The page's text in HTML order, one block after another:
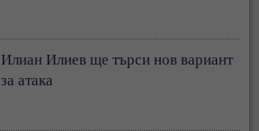
Илиан Илиев ще търси нов вариант
за атака